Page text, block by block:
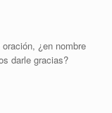
¿en nombre
darle gracias?